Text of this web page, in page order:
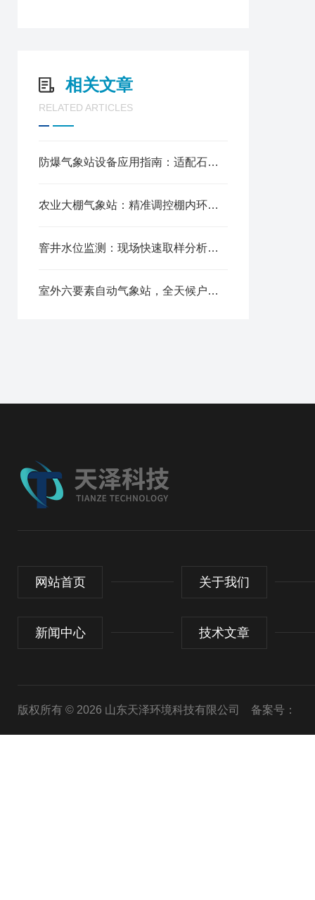
相关文章
RELATED ARTICLES
防爆气象站设备应用指南：适配石油、化工等危险场景​
农业大棚气象站：精准调控棚内环境的核心枢纽
窨井水位监测：现场快速取样分析设备​
室外六要素自动气象站，全天候户外精准监测
网站首页 关于我们
新闻中心 技术文章
版权所有 © 2026 山东天泽环境科技有限公司 备案号：